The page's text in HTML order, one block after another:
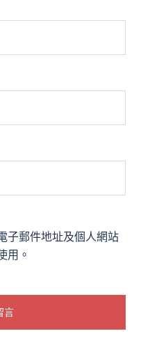
子郵件地址及個人網站
用。